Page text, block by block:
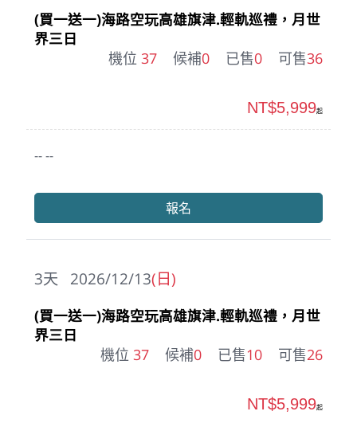
(買一送一)海路空玩高雄旗津.輕軌巡禮，月世
界三日
機位 37 候補0 已售0 可售36
-- --
NT$5,999起
報名
2026/12/13(日)
3天
(買一送一)海路空玩高雄旗津.輕軌巡禮，月世
界三日
機位 37 候補0 已售10 可售26
NT$5,999起